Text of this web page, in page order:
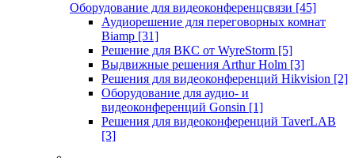
Оборудование для видеоконференцсвязи [45]
Аудиорешение для переговорных комнат
Biamp [31]
Решение для ВКС от WyreStorm [5]
Выдвижные решения Arthur Holm [3]
Решения для видеоконференций Hikvision [2]
Оборудование для аудио- и
видеоконференций Gonsin [1]
Решения для видеоконференций TaverLAB
[3]